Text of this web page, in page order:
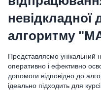
невідкладної
алгоритму
Представляємо унікальний
оперативно і ефективно
допомоги відповідно до
ідеально підходить для